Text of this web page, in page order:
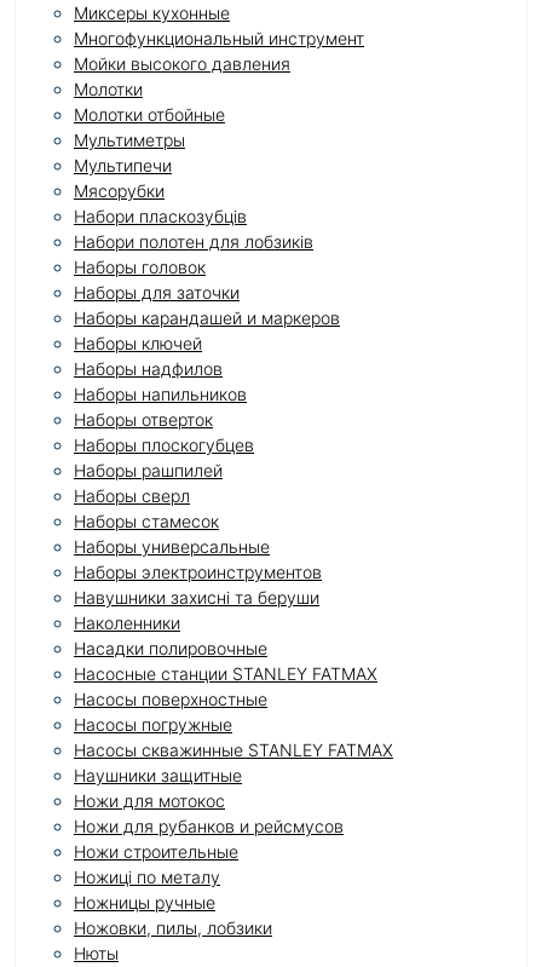
Миксеры кухонные
Многофункциональный инструмент
Мойки высокого давления
Молотки
Молотки отбойные
Мультиметры
Мультипечи
Мясорубки
Набори пласкозубців
Набори полотен для лобзиків
Наборы головок
Наборы для заточки
Наборы карандашей и маркеров
Наборы ключей
Наборы надфилов
Наборы напильников
Наборы отверток
Наборы плоскогубцев
Наборы рашпилей
Наборы сверл
Наборы стамесок
Наборы универсальные
Наборы электроинструментов
Навушники захисні та беруши
Наколенники
Насадки полировочные
Насосные станции STANLEY FATMAX
Насосы поверхностные
Насосы погружные
Насосы скважинные STANLEY FATMAX
Наушники защитные
Ножи для мотокос
Ножи для рубанков и рейсмусов
Ножи строительные
Ножиці по металу
Ножницы ручные
Ножовки, пилы, лобзики
Нюты